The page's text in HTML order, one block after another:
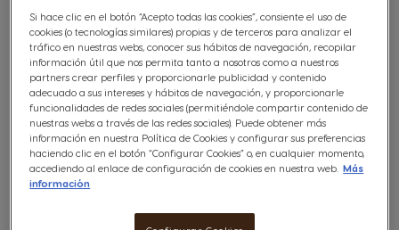
tueste medio con café arábica premium procedente de
colombia y robusta de Vietnam descafeinado de forma
natural con agua.
Ver ingredientes
4,95 €
Si hace clic en el botón “Acepto todas las cookies”, consiente el uso de
cookies (o tecnologías similares) propias y de terceros para analizar el
tráfico en nuestras webs, conocer sus hábitos de navegación, recopilar
información útil que nos permita tanto a nosotros como a nuestros
partners crear perfiles y proporcionarle publicidad y contenido
adecuado a sus intereses y hábitos de navegación, y proporcionarle
funcionalidades de redes sociales (permitiéndole compartir contenido de
nuestras webs a través de las redes sociales). Puede obtener más
información en nuestra Política de Cookies y configurar sus preferencias
haciendo clic en el botón “Configurar Cookies” o, en cualquier momento,
accediendo al enlace de configuración de cookies en nuestra web. Más
información